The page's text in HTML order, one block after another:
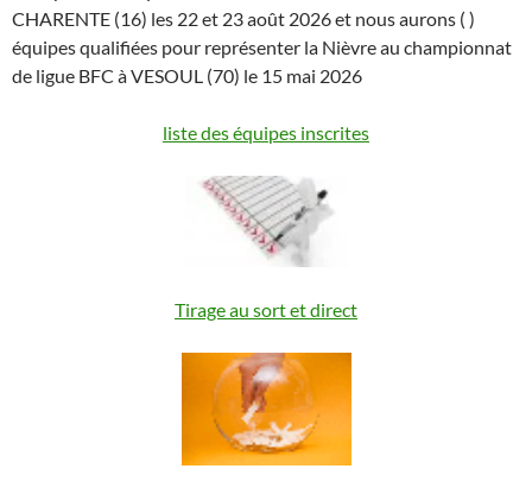
CHARENTE (16) les 22 et 23 août 2026 et nous aurons ( )
équipes qualifiées pour représenter la Nièvre au championnat
de ligue BFC à VESOUL (70) le 15 mai 2026
liste des équipes inscrites
Tirage au sort et direct